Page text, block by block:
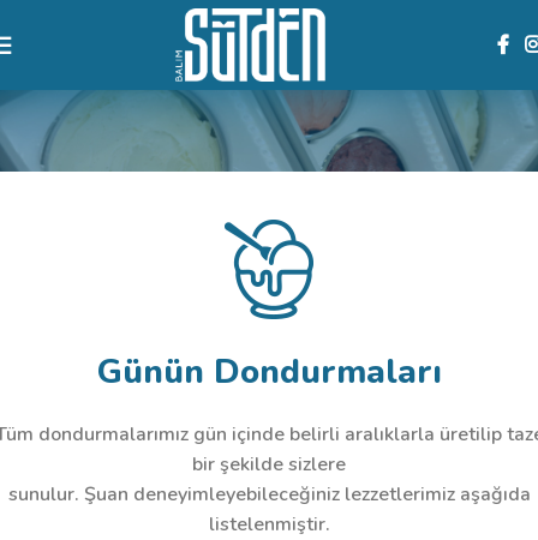
Günün Dondurmaları
dondurmalarımız gün içinde belirli aralıklarla üretilip
bir şekilde sizlere
sunulur. Şuan deneyimleyebileceğiniz lezzetlerimiz aşağıda
listelenmiştir.